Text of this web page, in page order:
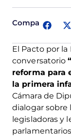
Comparte:
El Pacto por
conversatorio
reforma para
la primera
Cámara de
dialogar sobre
legisladoras y